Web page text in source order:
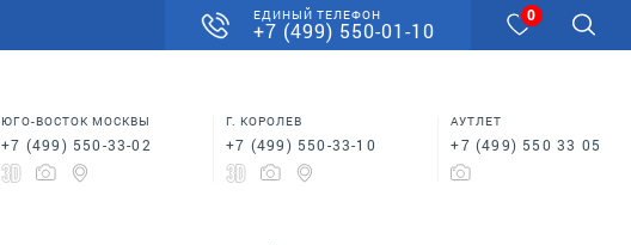
ЕДИНЫЙ ТЕЛЕФОН
+7 (499) 550-01-10
0
ЮГО-ВОСТОК МОСКВЫ
+7 (499) 550-33-02
Г. КОРОЛЕВ
+7 (499) 550-33-10
АУТЛЕТ
+7 (499) 550 33 05